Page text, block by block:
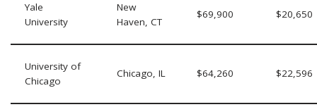
Yale
University
New
Haven, CT
$69,900 $20,650
University of
Chicago
Chicago, IL $64,260 $22,596